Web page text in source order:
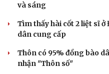
và sáng
Tìm thấy hài cốt 2 liệt sĩ
dân cung cấp
Thôn có 95% đồng bào
nhận "Thôn số"